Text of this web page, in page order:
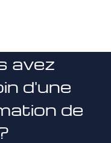
avez
d'une
de